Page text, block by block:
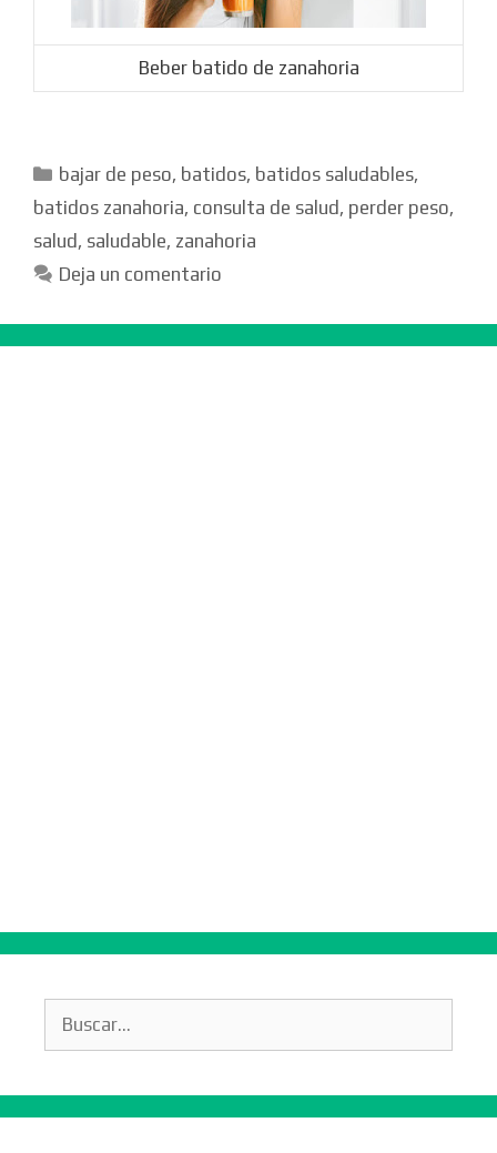
Beber batido de zanahoria
Categorías
bajar de peso, batidos, batidos saludables,
batidos zanahoria, consulta de salud , perder peso,
salud , saludable, zanahoria
Deja un comentario